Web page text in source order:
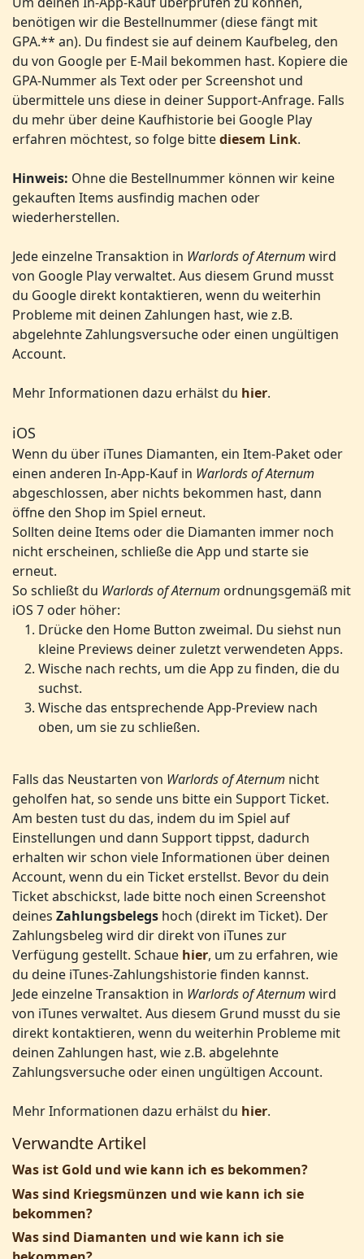
benötigen wir die Bestellnummer (diese fängt mit
GPA.** an). Du findest sie auf deinem Kaufbeleg, den
du von Google per E-Mail bekommen hast. Kopiere die
GPA-Nummer als Text oder per Screenshot und
übermittele uns diese in deiner Support-Anfrage. Falls
du mehr über deine Kaufhistorie bei Google Play
erfahren möchtest, so folge bittediesem Link.
Hinweis: Ohne die Bestellnummer können wir keine
gekauften Items ausfindig machen oder
wiederherstellen.
Jede einzelne Transaktion in Warlords of Aternum wird
von Google Play verwaltet. Aus diesem Grund musst
du Google direkt kontaktieren, wenn du weiterhin
Probleme mit deinen Zahlungen hast, wie z.B.
abgelehnte Zahlungsversuche oder einen ungültigen
Account.
Mehr Informationen dazu erhälst du hier.
iOS
Wenn du über iTunes Diamanten, ein Item-Paket oder
einen anderen In-App-Kauf in Warlords of Aternum
abgeschlossen, aber nichts bekommen hast, dann
öffne den Shop im Spiel erneut.
Sollten deine Items oder die Diamanten immer noch
nicht erscheinen, schließe die App und starte sie
erneut.
So schließt du Warlords of Aternum ordnungsgemäß mit
iOS 7 oder höher:
Drücke den Home Button zweimal. Du siehst nun
kleine Previews deiner zuletzt verwendeten Apps.
Wische nach rechts, um die App zu finden, die du
suchst.
Wische das entsprechende App-Preview nach
oben, um sie zu schließen.
Falls das Neustarten von Warlords of Aternum nicht
geholfen hat, so sende uns bitte ein Support Ticket.
Am besten tust du das, indem du im Spiel auf
Einstellungen und dann Support tippst, dadurch
erhalten wir schon viele Informationen über deinen
Account, wenn du ein Ticket erstellst. Bevor du dein
Ticket abschickst, lade bitte noch einen Screenshot
deines Zahlungsbelegs hoch (direkt im Ticket). Der
Zahlungsbeleg wird dir direkt von iTunes zur
Verfügung gestellt. Schaue hier, um zu erfahren, wie
du deine iTunes-Zahlungshistorie finden kannst.
Jede einzelne Transaktion in Warlords of Aternum wird
von iTunes verwaltet. Aus diesem Grund musst du sie
direkt kontaktieren, wenn du weiterhin Probleme mit
deinen Zahlungen hast, wie z.B. abgelehnte
Zahlungsversuche oder einen ungültigen Account.
Mehr Informationen dazu erhälst du hier.
Verwandte Artikel
Was ist Gold und wie kann ich es bekommen?
Was sind Kriegsmünzen und wie kann ich sie
bekommen?
Was sind Diamanten und wie kann ich sie